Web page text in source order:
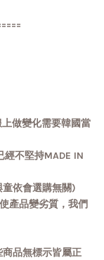
做變化需要韓國當
不堅持MADE IN
依會選購無關)
產品變劣質，我們
品無標示皆屬正